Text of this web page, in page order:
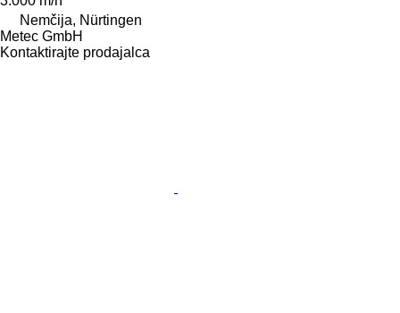
Nemčija, Nürtingen
Metec GmbH
Kontaktirajte prodajalca